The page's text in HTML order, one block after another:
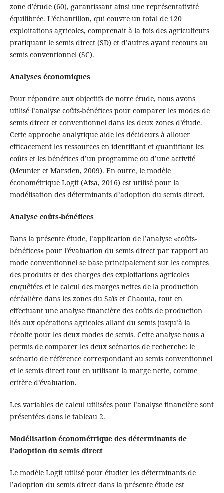
zone d’étude (60), garantissant ainsi une représentativité
équilibrée. L’échantillon, qui couvre un total de 120
exploitations agricoles, comprenait à la fois des agriculteurs
pratiquant le semis direct (SD) et d’autres ayant recours au
semis conventionnel (SC).
Analyses économiques
Pour répondre aux objectifs de notre étude, nous avons
utilisé l’analyse coûts-bénéfices pour comparer les modes de
semis direct et conventionnel dans les deux zones d’étude.
Cette approche analytique aide les décideurs à allouer
efficacement les ressources en identifiant et quantifiant les
coûts et les bénéfices d’un programme ou d’une activité
(Meunier et Marsden, 2009). En outre, le modèle
économétrique Logit (Afsa, 2016) est utilisé pour la
modélisation des déterminants d’adoption du semis direct.
Analyse coûts-bénéfices
Dans la présente étude, l’application de l’analyse «coûts-
bénéfices» pour l’évaluation du semis direct par rapport au
mode conventionnel se base principalement sur les comptes
des produits et des charges des exploitations agricoles
enquêtées et le calcul des marges nettes de la production
céréalière dans les zones du Saïs et Chaouia, tout en
effectuant une analyse financière des coûts de production
liés aux opérations agricoles allant du semis jusqu’à la
récolte pour les deux modes de semis. Cette analyse nous a
permis de comparer les deux scénarios de recherche: le
scénario de référence correspondant au semis conventionnel
et le semis direct tout en utilisant la marge nette, comme
critère d’évaluation.
Les variables de calcul utilisées pour l’analyse financière sont
présentées dans le tableau 2.
Modélisation économétrique des déterminants de
l’adoption du semis direct
Le modèle Logit utilisé pour étudier les déterminants de
l’adoption du semis direct dans la présente étude est